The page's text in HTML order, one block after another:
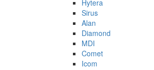
Hytera
Sirus
Alan
Diamond
MDI
Comet
Icom